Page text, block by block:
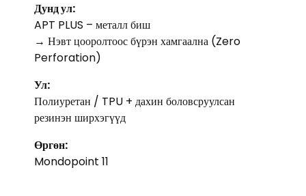
Дунд ул:
APT PLUS – металл биш
→ Нэвт цооролтоос бүрэн хамгаална (Zero
Perforation)
Ул:
Полиуретан / TPU + дахин боловсруулсан
резинэн ширхэгүүд
Өргөн:
Mondopoint 11